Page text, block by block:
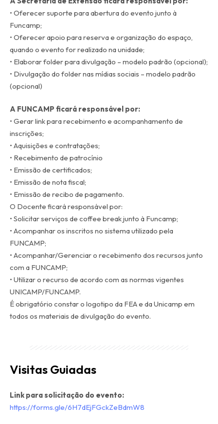
• Oferecer suporte para abertura do evento junto à
Funcamp;
• Oferecer apoio para reserva e organização do espaço,
quando o evento for realizado na unidade;
• Elaborar folder para divulgação – modelo padrão (opcional);
• Divulgação do folder nas mídias sociais – modelo padrão
(opcional)
A FUNCAMP ficará responsável por:
• Gerar link para recebimento e acompanhamento de
inscrições;
• Aquisições e contratações;
• Recebimento de patrocínio
• Emissão de certificados;
• Emissão de nota fiscal;
• Emissão de recibo de pagamento.
O Docente ficará responsável por:
• Solicitar serviços de coffee break junto à Funcamp;
• Acompanhar os inscritos no sistema utilizado pela
FUNCAMP;
• Acompanhar/Gerenciar o recebimento dos recursos junto
com a FUNCAMP;
• Utilizar o recurso de acordo com as normas vigentes
UNICAMP/FUNCAMP.
É obrigatório constar o logotipo da FEA e da Unicamp em
todos os materiais de divulgação do evento.
Visitas Guiadas
Link para solicitação do evento:
https://forms.gle/6H7dEjFGckZeBdmW8